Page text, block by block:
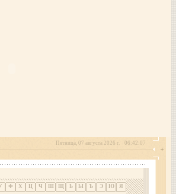
06:42:07
Пятница, 07 августа 2026 г.
Ф Х Ц Ч Ш Щ Ь Ы Ъ Э Ю Я